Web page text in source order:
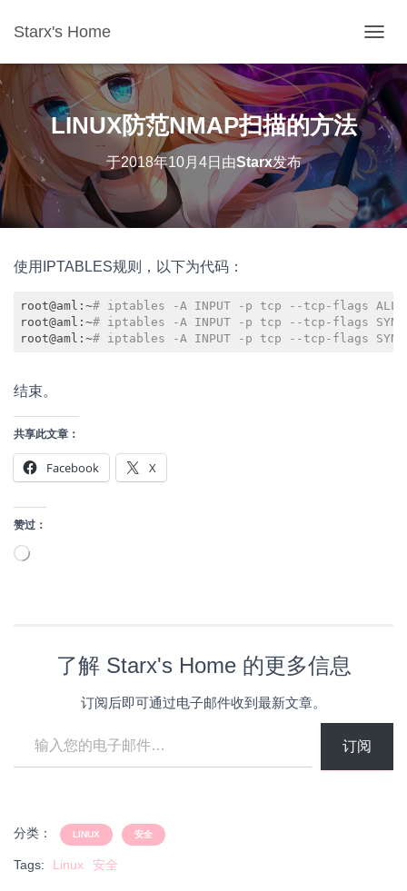
Starx's Home
LINUX防范NMAP扫描的方法
于2018年10月4日 由Starx发布
使用IPTABLES规则，以下为代码：
root@aml:~# iptables -A INPUT -p tcp --tcp-flags ALL
root@aml:~# iptables -A INPUT -p tcp --tcp-flags
root@aml:~# iptables -A INPUT -p tcp --tcp-flags
结束。
共享此文章：
Facebook X
赞过：
正
了解 Starx's Home 的更多信息
订阅后即可通过电子邮件收到最新文章。
订阅
分类： LINUX 安全
Tags: Linux 安全